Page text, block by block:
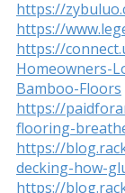
https://
https://
https://
Homeowners-
Bamboo-Floors
https://
flooring-
https://
decking-how-
https://